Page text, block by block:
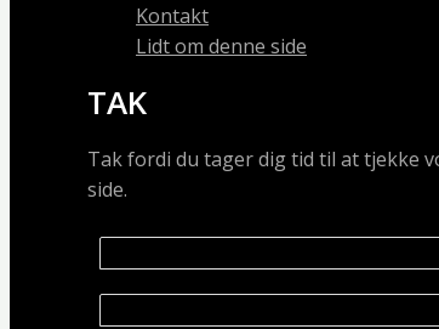
Kontakt
Lidt om denne side
TAK
Tak fordi du tager dig tid til at tjekke
side.